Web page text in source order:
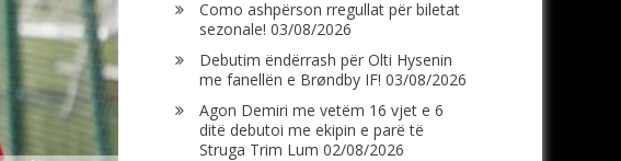
Como ashpërson rregullat për biletat
sezonale! 03/08/2026
Debutim ëndërrash për Olti Hysenin
me fanellën e Brøndby IF! 03/08/2026
Agon Demiri me vetëm 16 vjet e 6
ditë debutoi me ekipin e parë të
Struga Trim Lum 02/08/2026